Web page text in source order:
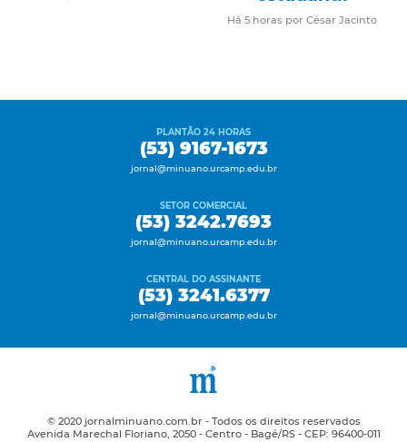
Há 5 horas por César Jacinto
PLANTÃO 24 HORAS
(53) 9167-1673
jornal@minuano.urcamp.edu.br
SETOR COMERCIAL
(53) 3242.7693
jornal@minuano.urcamp.edu.br
CENTRAL DO ASSINANTE
(53) 3241.6377
jornal@minuano.urcamp.edu.br
© 2020 jornalminuano.com.br - Todos os direitos reservados
Avenida Marechal Floriano, 2050 - Centro - Bagé/RS - CEP: 96400-011